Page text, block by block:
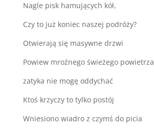
Nagle pisk hamujących kół,
Czy to już koniec naszej podróży?
Otwierają się masywne drzwi
Powiew mroźnego świeżego powietrza
zatyka nie mogę oddychać
Ktoś krzyczy to tylko postój
Wniesiono wiadro z czymś do picia